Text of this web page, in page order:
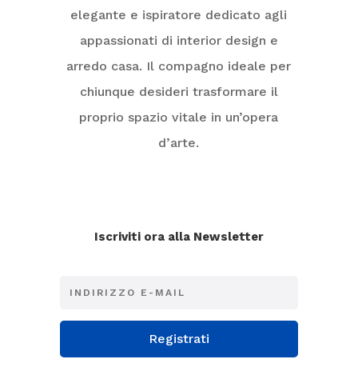
elegante e ispiratore dedicato agli
appassionati di interior design e
arredo casa. Il compagno ideale per
chiunque desideri trasformare il
proprio spazio vitale in un’opera
d’arte.
Iscriviti ora alla Newsletter
Registrati